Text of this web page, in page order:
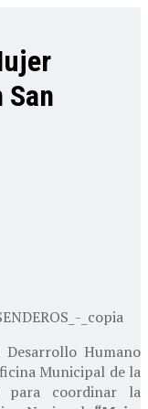
San
Humano
Municipal de la
para coordinar la